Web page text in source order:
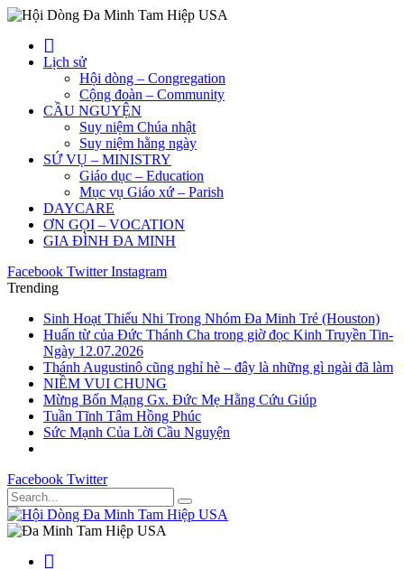
Lịch sử
Hội dòng – Congregation
Cộng đoàn – Community
CẦU NGUYỆN
Suy niệm Chúa nhật
Suy niệm hằng ngày
SỨ VỤ – MINISTRY
Giáo dục – Education
Mục vụ Giáo xứ – Parish
DAYCARE
ƠN GỌI – VOCATION
GIA ĐÌNH ĐA MINH
Facebook Twitter Instagram
Trending
Sinh Hoạt Thiếu Nhi Trong Nhóm Đa Minh Trẻ (Houston)
Huấn từ của Đức Thánh Cha trong giờ đọc Kinh Truyền Tin-
Ngày 12.07.2026
Thánh Augustinô cũng nghỉ hè – đây là những gì ngài đã làm
NIỀM VUI CHUNG
Mừng Bổn Mạng Gx. Đức Mẹ Hằng Cứu Giúp
Tuần Tĩnh Tâm Hồng Phúc
Sức Mạnh Của Lời Cầu Nguyện
Facebook Twitter